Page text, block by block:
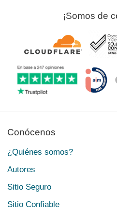
¡Somos de
Conócenos
¿Quiénes somos?
Autores
Sitio Seguro
Sitio Confiable